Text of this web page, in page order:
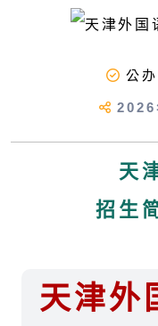
公办
2026
天
招生
天津外